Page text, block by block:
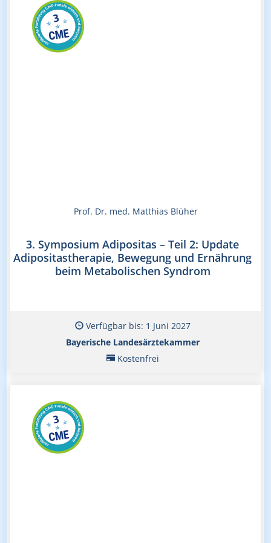
Prof. Dr. med. Matthias Blüher
3. Symposium Adipositas – Teil 2: Update
Adipositastherapie, Bewegung und Ernährung
beim Metabolischen Syndrom
Verfügbar bis: 1 Juni 2027
Bayerische Landesärztekammer
Kostenfrei